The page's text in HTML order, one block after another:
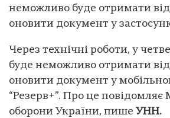
неможливо буде отримати
оновити документ у
Через технічні роботи, у
буде неможливо отримати
оновити документ у
“Резерв+”. Про це повідомляє
оборони України, пише УНН.